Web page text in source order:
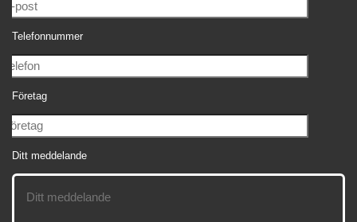
Telefonnummer
Företag
Ditt meddelande